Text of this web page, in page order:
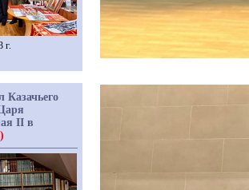
г.
Казачьего
II в